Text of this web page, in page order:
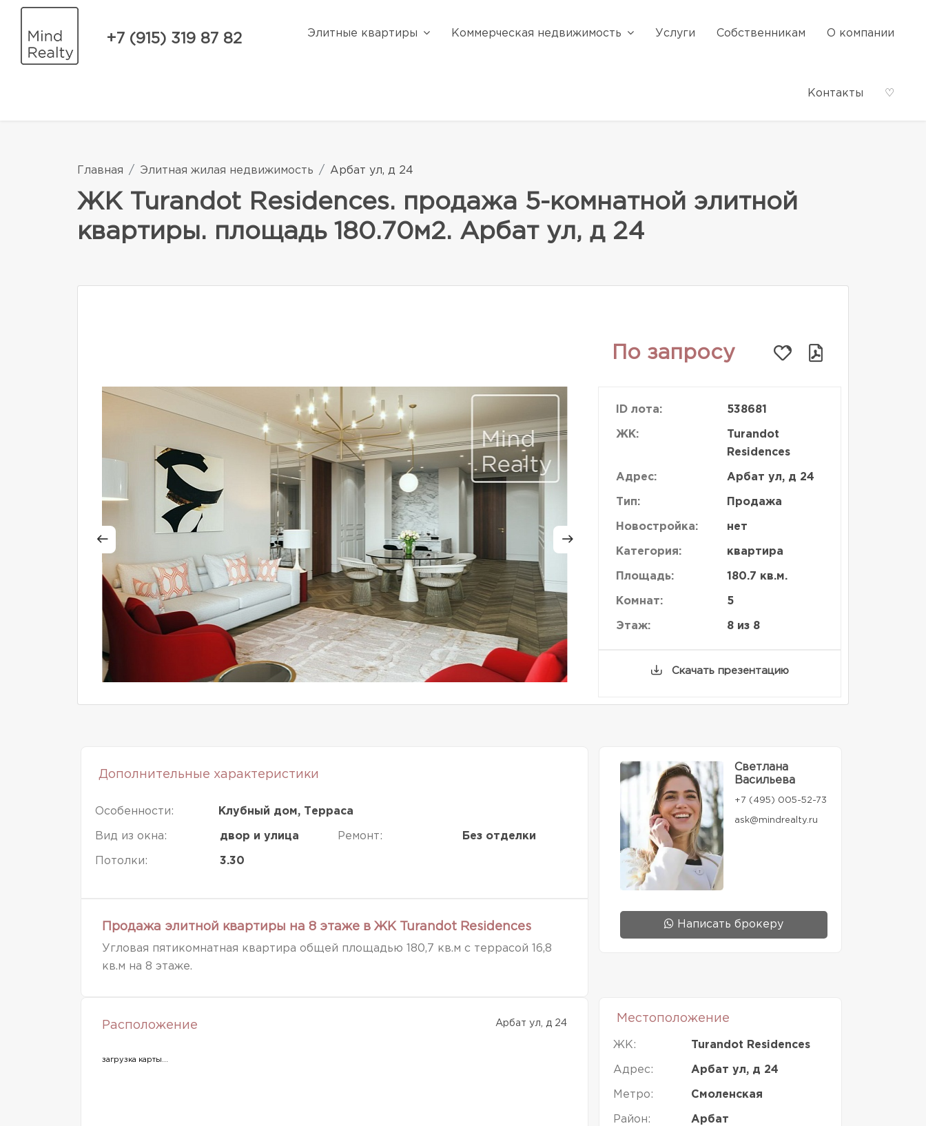
+7 (915) 319 87 82 Элитные квартиры Коммерческая недвижимость Услуги Собственникам О компании
Контакты ♡
Главная Элитная жилая недвижимость Арбат ул, д 24
ЖК Turandot Residences. продажа 5-комнатной элитной
квартиры. площадь 180.70м2. Арбат ул, д 24
По запросу
ID лота: 538681
ЖК:
Turandot
Residences
Адрес: Арбат ул, д 24
Тип: Продажа
Новостройка: нет
Категория: квартира
Площадь: 180.7 кв.м.
Комнат: 5
Этаж: 8 из 8
Скачать презентацию
Дополнительные характеристики
Особенности: Клубный дом, Терраса
Вид из окна: двор и улица
Потолки: 3.30
Ремонт: Без отделки
Продажа элитной квартиры на 8 этаже в ЖК Turandot Residences
Угловая пятикомнатная квартира общей площадью 180,7 кв.м с террасой 16,8
кв.м на 8 этаже.
Светлана
Васильева
+7 (495) 005-52-73
ask@mindrealty.ru
Написать брокеру
Расположение Арбат ул, д 24
загрузка карты...
Местоположение
ЖК: Turandot Residences
Адрес: Арбат ул, д 24
Метро: Смоленская
Район: Арбат